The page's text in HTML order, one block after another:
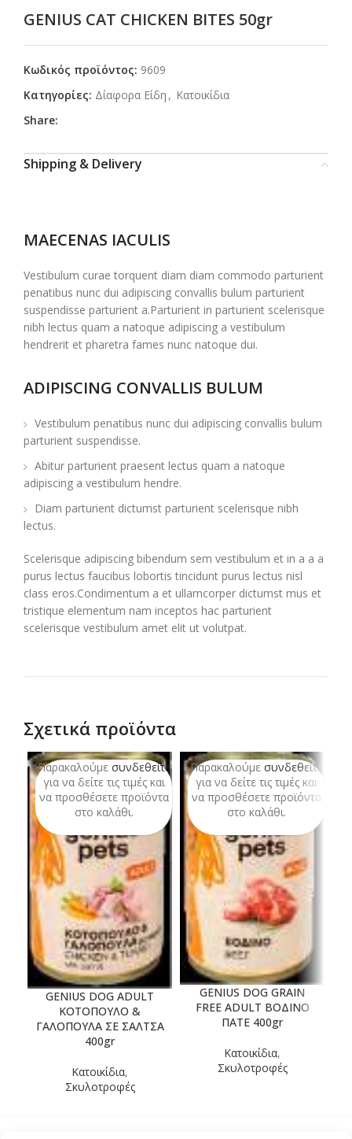
GENIUS CAT CHICKEN BITES 50gr
Κωδικός προϊόντος: 9609
Κατηγορίες: Δίαφορα Είδη , Κατοικίδια
Share:
Shipping & Delivery
MAECENAS IACULIS
Vestibulum curae torquent diam diam commodo parturient
penatibus nunc dui adipiscing convallis bulum parturient
suspendisse parturient a.Parturient in parturient scelerisque
nibh lectus quam a natoque adipiscing a vestibulum
hendrerit et pharetra fames nunc natoque dui.
ADIPISCING CONVALLIS BULUM
Vestibulum penatibus nunc dui adipiscing convallis bulum
parturient suspendisse.
Abitur parturient praesent lectus quam a natoque
adipiscing a vestibulum hendre.
Diam parturient dictumst parturient scelerisque nibh
lectus.
Scelerisque adipiscing bibendum sem vestibulum et in a a a
purus lectus faucibus lobortis tincidunt purus lectus nisl
class eros.Condimentum a et ullamcorper dictumst mus et
tristique elementum nam inceptos hac parturient
scelerisque vestibulum amet elit ut volutpat.
Σχετικά προϊόντα
GENIUS DOG ADULT
ΚΟΤΟΠΟΥΛΟ &
ΓΑΛΟΠΟΥΛΑ ΣΕ ΣΑΛΤΣΑ
400gr
Κατοικίδια,
Σκυλοτροφές
Παρακαλούμε συνδεθείτε
για να δείτε τις τιμές και
να προσθέσετε προϊόντα
στο καλάθι.
GENIUS DOG GRAIN
FREE ADULT ΒΟΔΙΝΟ
ΠΑΤΕ 400gr
Κατοικίδια,
Σκυλοτροφές
Παρακαλούμε συνδεθείτε
για να δείτε τις τιμές και
να προσθέσετε προϊόντα
στο καλάθι.